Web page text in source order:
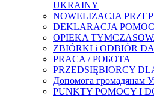
UKRAINY
NOWELIZACJA
DEKLARACJA
OPIEKA
ZBIÓRKI i ODBIÓR
PRACA / РОБОТА
PRZEDSIĘBIORCY
Допомога громадянам
PUNKTY POMOCY I